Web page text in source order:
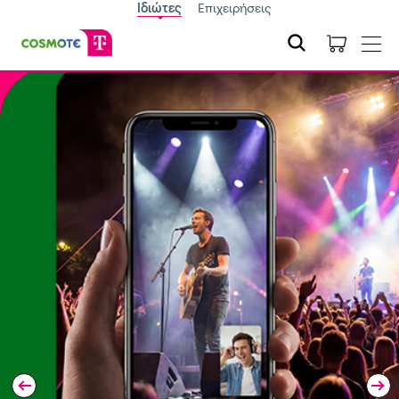
Ιδιώτες Επιχειρήσεις